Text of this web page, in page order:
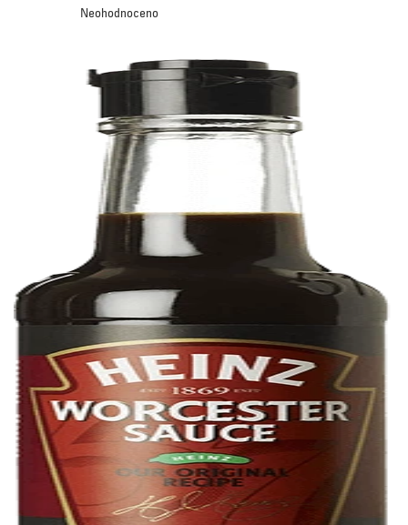
Průměrné
hodnocení
hvězdiček.
Neohodnoceno